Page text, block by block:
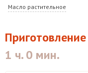
Масло растительное
Приготовление
1 ч. 0 мин.